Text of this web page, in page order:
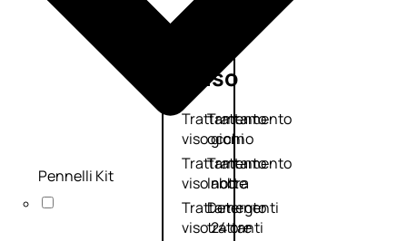
Viso
Trattamento
viso giorno
Trattamento
viso notte
Trattamento
viso 24 ore
Trattamento
occhi
Trattamento
labbra
Detergenti
trattanti
Pennelli Kit